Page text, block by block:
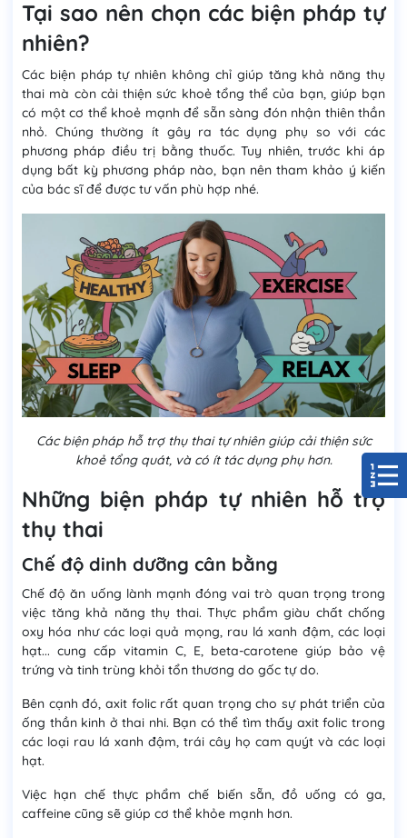
Tại sao nên chọn các biện pháp tự
nhiên?
Các biện pháp tự nhiên không chỉ giúp tăng khả năng thụ
thai mà còn cải thiện sức khoẻ tổng thể của bạn, giúp bạn
có một cơ thể khoẻ mạnh để sẵn sàng đón nhận thiên thần
nhỏ. Chúng thường ít gây ra tác dụng phụ so với các
phương pháp điều trị bằng thuốc. Tuy nhiên, trước khi áp
dụng bất kỳ phương pháp nào, bạn nên tham khảo ý kiến
của bác sĩ để được tư vấn phù hợp nhé.
Các biện pháp hỗ trợ thụ thai tự nhiên giúp cải thiện sức
khoẻ tổng quát, và có ít tác dụng phụ hơn.
Những biện pháp tự nhiên hỗ trợ
thụ thai
Chế độ dinh dưỡng cân bằng
Chế độ ăn uống lành mạnh đóng vai trò quan trọng trong
việc tăng khả năng thụ thai. Thực phẩm giàu chất chống
oxy hóa như các loại quả mọng, rau lá xanh đậm, các loại
hạt... cung cấp vitamin C, E, beta-carotene giúp bảo vệ
trứng và tinh trùng khỏi tổn thương do gốc tự do.
Bên cạnh đó, axit folic rất quan trọng cho sự phát triển của
ống thần kinh ở thai nhi. Bạn có thể tìm thấy axit folic trong
các loại rau lá xanh đậm, trái cây họ cam quýt và các loại
hạt.
Việc hạn chế thực phẩm chế biến sẵn, đồ uống có ga,
caffeine cũng sẽ giúp cơ thể khỏe mạnh hơn.